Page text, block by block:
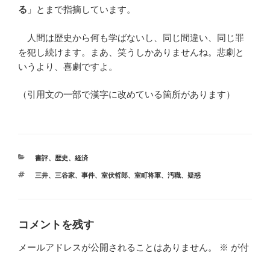
る 」とまで指摘しています。
人間は歴史から何も学ばないし、同じ間違い、同じ罪
を犯し続けます。まあ、笑うしかありませんね。悲劇と
いうより、喜劇ですよ。
（引用文の一部で漢字に改めている箇所があります）
カ
ゴ
書評、 歴史、 経済
タ
三井、 三谷家、 事件、 室伏哲郎、 室町将軍、 汚職、 疑惑
コメントを残す
メールアドレスが公開されることはありません。 ※ が付